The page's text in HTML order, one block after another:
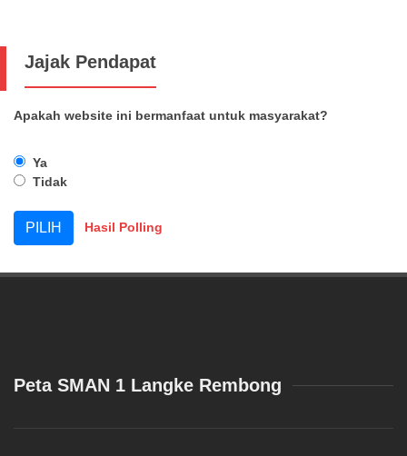
Jajak Pendapat
Apakah website ini bermanfaat untuk masyarakat?
Ya
Tidak
Hasil Polling
Peta SMAN 1 Langke Rembong